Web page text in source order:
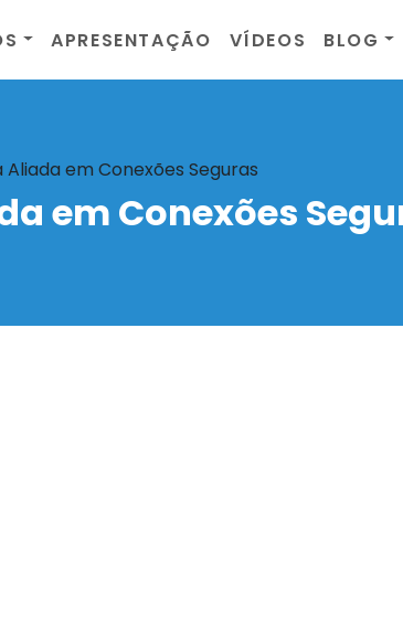
APRESENTAÇÃO VÍDEOS BLOG
em Conexões Seguras
em Conexões